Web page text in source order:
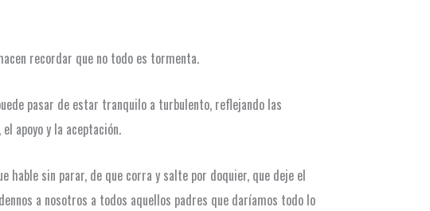
recordar que no todo es tormenta.
pasar de estar tranquilo a turbulento, reflejando las
apoyo y la aceptación.
hable sin parar, de que corra y salte por doquier, que deje el
a nosotros a todos aquellos padres que daríamos todo lo